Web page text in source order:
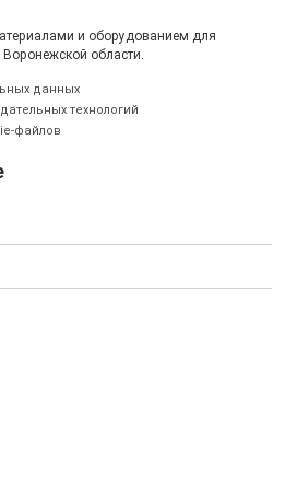
и оборудованием для
области.
данных
технологий
файлов